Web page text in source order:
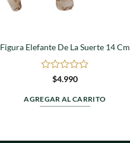
Figura Elefante De La Suerte 14 Cm
Valorado
0
de
$4.990
AGREGAR AL CARRITO